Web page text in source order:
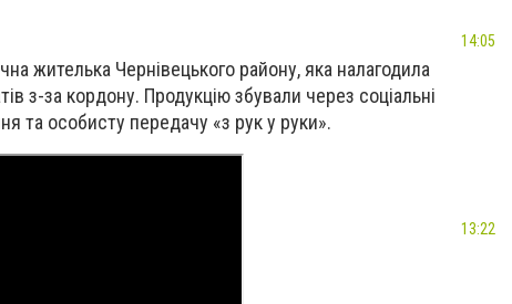
жителька Чернівецького району, яка налагодила
з-за кордону. Продукцію збували через соціальні
та особисту передачу «з рук у руки».
14:05
13:22